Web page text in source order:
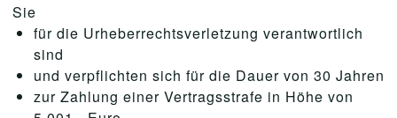
Sie
für die Urheberrechtsverletzung verantwortlich
sind
und verpflichten sich für die Dauer von 30 Jahren
zur Zahlung einer Vertragsstrafe in Höhe von